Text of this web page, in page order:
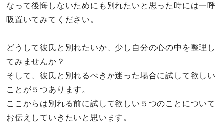
なって後悔しないためにも別れたいと思った時には一呼
吸置いてみてください。
どうして彼氏と別れたいか、少し自分の心の中を整理し
てみませんか？
そして、彼氏と別れるべきか迷った場合に試して欲しい
ことが５つあります。
ここからは別れる前に試して欲しい５つのことについて
お伝えしていきたいと思います。